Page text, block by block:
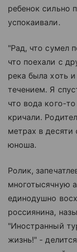
ребенок сильно
успокаивали.
"Рад, что сумел
что поехали с
река была хоть
течением. Я
что вода кого-
кричали.
метрах в десяти
юноша.
Ролик,
многотысячную
единодушно
россиянина,
"Иностранный
жизнь!" -